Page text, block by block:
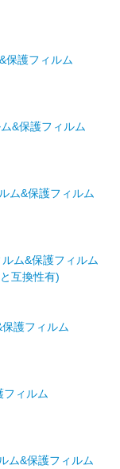
保護フィルム
&保護フィルム
ム&保護フィルム
ム&保護フィルム
互換性有)
護フィルム
フィルム
ム&保護フィルム